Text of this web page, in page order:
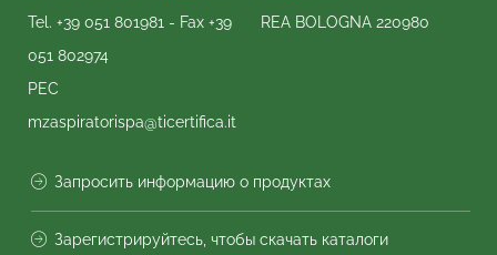
Tel. +39 051 801981 - Fax +39
051 802974
PEC
mzaspiratorispa@ticertifica.it
REA BOLOGNA 220980
Запросить информацию о продуктах
Зарегистрируйтесь, чтобы скачать каталоги